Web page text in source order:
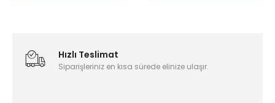
Hızlı Teslimat
Siparişleriniz en kısa sürede elinize ulaşır.